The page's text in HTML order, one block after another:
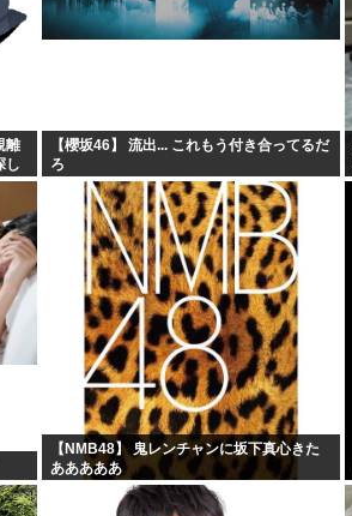
離
し
刑
【櫻坂46】 流出... これもう付き合ってるだ
ろ
【NMB48】 鬼レンチャンに坂下真心きた
あああああ